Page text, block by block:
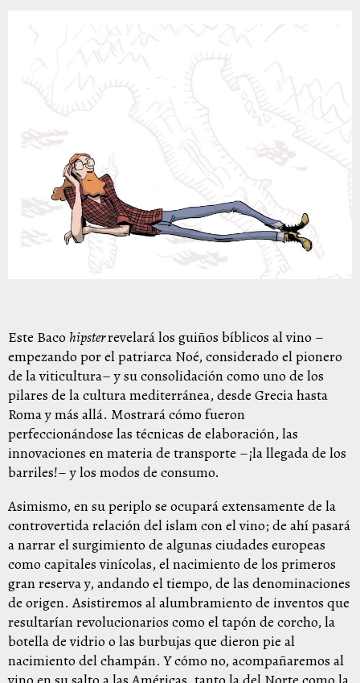
Este Baco hipsterrevelará los guiños bíblicos al vino –
empezando por el patriarca Noé, considerado el pionero
de la viticultura– y su consolidación como uno de los
pilares de la cultura mediterránea, desde Grecia hasta
Roma y más allá. Mostrará cómo fueron
perfeccionándose las técnicas de elaboración, las
innovaciones en materia de transporte –¡la llegada de los
barriles!– y los modos de consumo.
Asimismo, en su periplo se ocupará extensamente de la
controvertida relación del islam con el vino; de ahí pasará
a narrar el surgimiento de algunas ciudades europeas
como capitales vinícolas, el nacimiento de los primeros
gran reserva y, andando el tiempo, de las denominaciones
de origen. Asistiremos al alumbramiento de inventos que
resultarían revolucionarios como el tapón de corcho, la
botella de vidrio o las burbujas que dieron pie al
nacimiento del champán. Y cómo no, acompañaremos al